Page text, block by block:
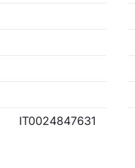
IT0024847631